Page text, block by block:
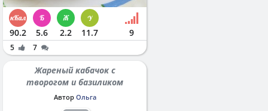
90.2 5.6 2.2 11.7 9
5 7
Жареный кабачок с
творогом и базиликом
Автор Ольга